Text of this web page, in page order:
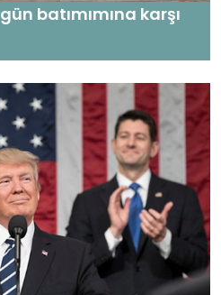
batımımına karşı